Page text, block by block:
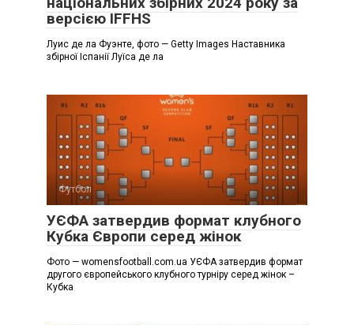
версією IFFHS
Луис де ла Фуэнте, фото — Getty Images Наставника
збірної Іспанії Луїса де ла
Футбол
УЄФА затвердив формат клубного
Кубка Європи серед жінок
Фото — womensfootball.com.ua УЄФА затвердив формат
другого європейського клубного турніру серед жінок –
Кубка